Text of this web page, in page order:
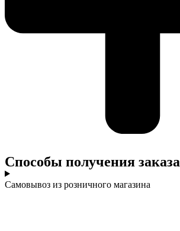
Cпособы получения заказа
Самовывоз из розничного магазина